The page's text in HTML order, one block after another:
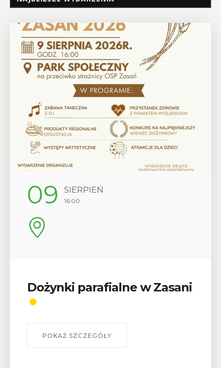
09 SIERPIEŃ
16:00
Dożynki parafialne w Zasani
POKAŻ SZCZEGÓŁY